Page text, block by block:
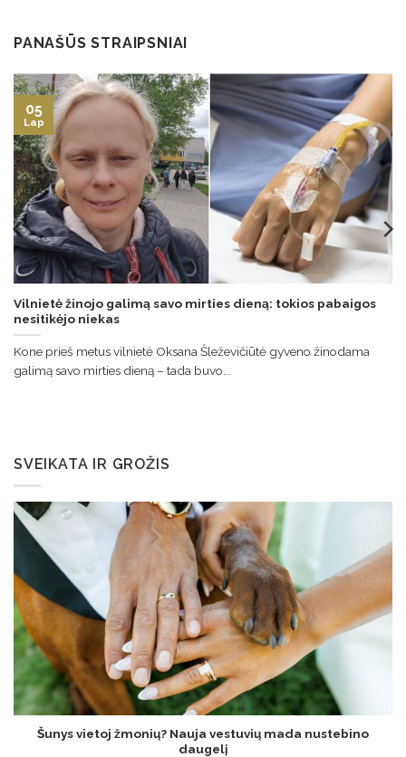
PANAŠŪS STRAIPSNIAI
Vilnietė žinojo galimą savo mirties dieną: tokios pabaigos
nesitikėjo niekas
Kone prieš metus vilnietė Oksana Šleževičiūtė gyveno žinodama
galimą savo mirties dieną – tada buvo...
05
Lap
SVEIKATA IR GROŽIS
Šunys vietoj žmonių? Nauja vestuvių mada nustebino
daugelį